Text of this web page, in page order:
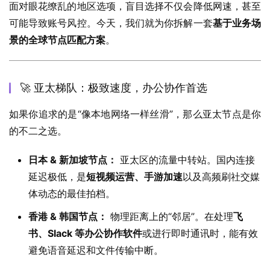
面对眼花缭乱的地区选项，盲目选择不仅会降低网速，甚至
可能导致账号风控。今天，我们就为你拆解一套基于业务场
景的全球节点匹配方案。
🚀 亚太梯队：极致速度，办公协作首选
如果你追求的是“像本地网络一样丝滑”，那么亚太节点是你
的不二之选。
日本 & 新加坡节点： 亚太区的流量中转站。国内连接
延迟极低，是短视频运营、手游加速以及高频刷社交媒
体动态的最佳拍档。
香港 & 韩国节点： 物理距离上的“邻居”。在处理飞
书、Slack 等办公协作软件或进行即时通讯时，能有效
避免语音延迟和文件传输中断。